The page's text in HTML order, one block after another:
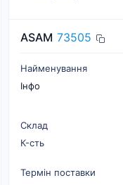
ASAM 73505
Найменування
Інфо
Склад
К-cть
Термін поставки